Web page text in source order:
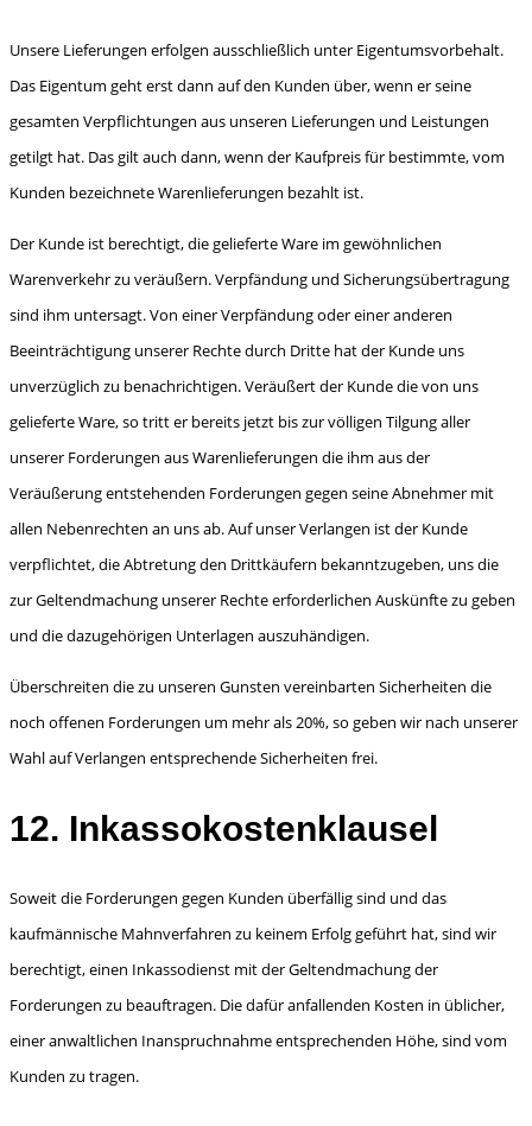
Unsere Lieferungen erfolgen ausschließlich unter Eigentumsvorbehalt.
Das Eigentum geht erst dann auf den Kunden über, wenn er seine
gesamten Verpflichtungen aus unseren Lieferungen und Leistungen
getilgt hat. Das gilt auch dann, wenn der Kaufpreis für bestimmte, vom
Kunden bezeichnete Warenlieferungen bezahlt ist.
Der Kunde ist berechtigt, die gelieferte Ware im gewöhnlichen
Warenverkehr zu veräußern. Verpfändung und Sicherungsübertragung
sind ihm untersagt. Von einer Verpfändung oder einer anderen
Beeinträchtigung unserer Rechte durch Dritte hat der Kunde uns
unverzüglich zu benach­richtigen. Veräußert der Kunde die von uns
gelieferte Ware, so tritt er bereits jetzt bis zur völligen Tilgung aller
unserer Forderungen aus Warenlieferungen die ihm aus der
Veräußerung entstehen­den Forderungen gegen seine Abnehmer mit
allen Nebenrechten an uns ab. Auf unser Verlangen ist der Kunde
verpflichtet, die Abtretung den Drittkäufern bekanntzugeben, uns die
zur Geltendma­chung unserer Rechte erforderlichen Auskünfte zu geben
und die dazugehörigen Unterlagen auszuhändigen.
Überschreiten die zu unseren Gunsten vereinbarten Sicherheiten die
noch offenen Forderungen um mehr als 20%, so geben wir nach unserer
Wahl auf Verlangen entsprechende Sicherheiten frei.
12. Inkassokostenklausel
Soweit die Forderungen gegen Kunden überfällig sind und das
kaufmännische Mahnverfahren zu keinem Erfolg geführt hat, sind wir
berechtigt, einen Inkassodienst mit der Geltendmachung der
Forderungen zu beauftragen. Die dafür anfallenden Kosten in üblicher,
einer anwaltlichen Inan­spruchnahme entsprechenden Höhe, sind vom
Kunden zu tragen.